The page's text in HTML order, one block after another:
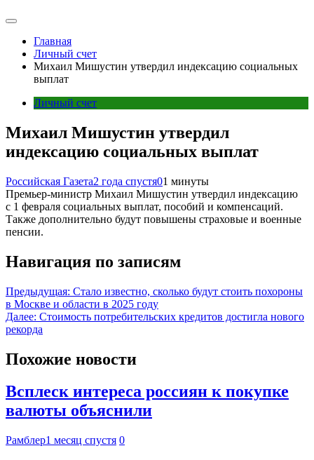
Главная
Личный счет
Михаил Мишустин утвердил индексацию социальных
выплат
Личный счет
Михаил Мишустин утвердил
индексацию социальных выплат
Российская Газета2 года спустя01 минуты
Премьер-министр Михаил Мишустин утвердил индексацию
с 1 февраля социальных выплат, пособий и компенсаций.
Также дополнительно будут повышены страховые и военные
пенсии.
Навигация по записям
Предыдущая: Стало известно, сколько будут стоить похороны
в Москве и области в 2025 году
Далее: Стоимость потребительских кредитов достигла нового
рекорда
Похожие новости
Всплеск интереса россиян к покупке
валюты объяснили
Рамблер1 месяц спустя 0